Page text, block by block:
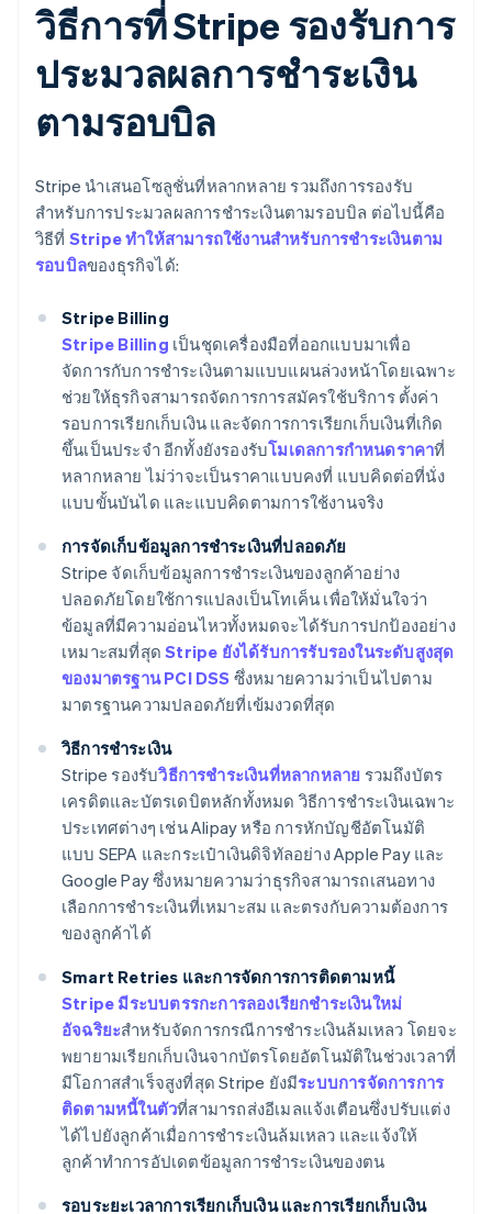
วิธีการที่ Stripe รองรับการ
ประมวลผลการชำระเงิน
ตามรอบบิล
Stripe นำเสนอโซลูชั่นที่หลากหลาย รวมถึงการรองรับ
สำหรับการประมวลผลการชำระเงินตามรอบบิล ต่อไปนี้คือ
วิธีที่ Stripe ทำให้สามารถใช้งานสำหรับการชำระเงินตาม
รอบบิลของธุรกิจได้:
Stripe Billing
Stripe Billing เป็นชุดเครื่องมือที่ออกแบบมาเพื่อ
จัดการกับการชำระเงินตามแบบแผนล่วงหน้าโดยเฉพาะ
ช่วยให้ธุรกิจสามารถจัดการการสมัครใช้บริการ ตั้งค่า
รอบการเรียกเก็บเงิน และจัดการการเรียกเก็บเงินที่เกิด
ขึ้นเป็นประจำ อีกทั้งยังรองรับโมเดลการกำหนดราคาที่
หลากหลาย ไม่ว่าจะเป็นราคาแบบคงที่ แบบคิดต่อที่นั่ง
แบบขั้นบันได และแบบคิดตามการใช้งานจริง
การจัดเก็บข้อมูลการชำระเงินที่ปลอดภัย
Stripe จัดเก็บข้อมูลการชำระเงินของลูกค้าอย่าง
ปลอดภัยโดยใช้การแปลงเป็นโทเค็น เพื่อให้มั่นใจว่า
ข้อมูลที่มีความอ่อนไหวทั้งหมดจะได้รับการปกป้องอย่าง
เหมาะสมที่สุดStripe ยังได้รับการรับรองในระดับสูงสุด
ของมาตรฐาน PCI DSS ซึ่งหมายความว่าเป็นไปตาม
มาตรฐานความปลอดภัยที่เข้มงวดที่สุด
วิธีการชำระเงิน
Stripe รองรับวิธีการชำระเงินที่หลากหลาย รวมถึงบัตร
เครดิตและบัตรเดบิตหลักทั้งหมด วิธีการชำระเงินเฉพาะ
ประเทศต่างๆ เช่น Alipay หรือ การหักบัญชีอัตโนมัติ
แบบ SEPA และกระเป๋าเงินดิจิทัลอย่าง Apple Pay และ
Google Pay ซึ่งหมายความว่าธุรกิจสามารถเสนอทาง
เลือกการชำระเงินที่เหมาะสม และตรงกับความต้องการ
ของลูกค้าได้
Smart Retries และการจัดการการติดตามหนี้
Stripe มีระบบตรรกะการลองเรียกชำระเงินใหม่
อัจฉริยะสำหรับจัดการกรณีการชำระเงินล้มเหลว โดยจะ
พยายามเรียกเก็บเงินจากบัตรโดยอัตโนมัติในช่วงเวลาที่
มีโอกาสสำเร็จสูงที่สุด Stripe ยังมีระบบการจัดการการ
ติดตามหนี้ในตัวที่สามารถส่งอีเมลแจ้งเตือนซึ่งปรับแต่ง
ได้ไปยังลูกค้าเมื่อการชำระเงินล้มเหลว และแจ้งให้
ลูกค้าทำการอัปเดตข้อมูลการชำระเงินของตน
รอบระยะเวลาการเรียกเก็บเงิน และการเรียกเก็บเงิน